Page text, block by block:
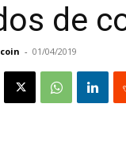
de
- 01/04/2019